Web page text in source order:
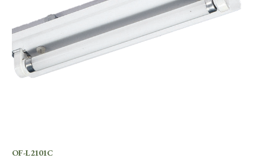
OF-L2101C